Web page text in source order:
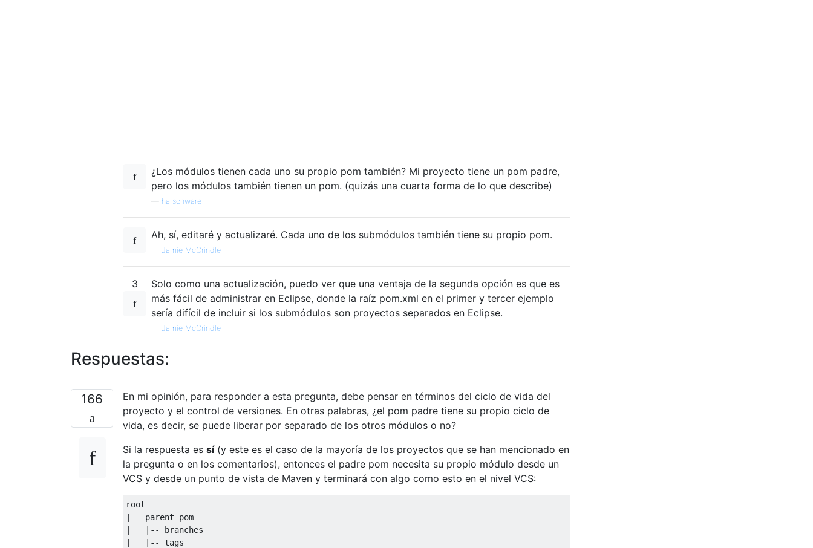
¿Los módulos tienen cada uno su propio pom también? Mi proyecto tiene un pom padre,
pero los módulos también tienen un pom. (quizás una cuarta forma de lo que describe)
harschware
Ah, sí, editaré y actualizaré. Cada uno de los submódulos también tiene su propio pom.
— Jamie McCrindle
3
Solo como una actualización, puedo ver que una ventaja de la segunda opción es que es
más fácil de administrar en Eclipse, donde la raíz pom.xml en el primer y tercer ejemplo
sería difícil de incluir si los submódulos son proyectos separados en Eclipse.
— Jamie McCrindle
Respuestas:
166
En mi opinión, para responder a esta pregunta, debe pensar en términos del ciclo de vida del
proyecto y el control de versiones. En otras palabras, ¿el pom padre tiene su propio ciclo de
vida, es decir, se puede liberar por separado de los otros módulos o no?
Si la respuesta es sí(y este es el caso de la mayoría de los proyectos que se han mencionado en
la pregunta o en los comentarios), entonces el padre pom necesita su propio módulo desde un
VCS y desde un punto de vista de Maven y terminará con algo como esto en el nivel VCS:
|--
parent-
|
|--
|
|--